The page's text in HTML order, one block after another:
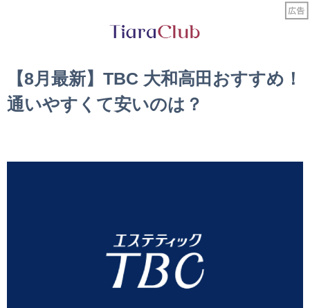
【8月最新】TBC 大和高田おすすめ！
通いやすくて安いのは？